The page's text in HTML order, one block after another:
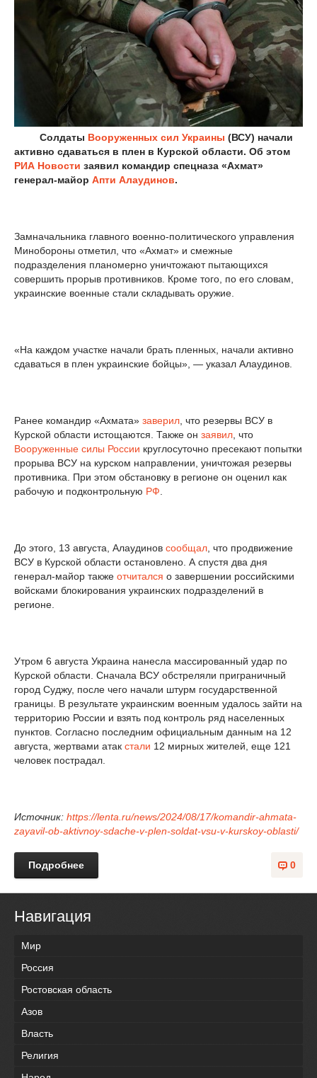
Солдаты Вооруженных сил Украины (ВСУ) начали
активно сдаваться в плен в Курской области. Об этом
РИА Новости заявил командир спецназа «Ахмат»
генерал-майор Апти Алаудинов.
Замначальника главного военно-политического управления
Минобороны отметил, что «Ахмат» и смежные
подразделения планомерно уничтожают пытающихся
совершить прорыв противников. Кроме того, по его словам,
украинские военные стали складывать оружие.
«На каждом участке начали брать пленных, начали активно
сдаваться в плен украинские бойцы», — указал Алаудинов.
Ранее командир «Ахмата» заверил , что резервы ВСУ в
Курской области истощаются. Также он заявил , что
Вооруженные силы России круглосуточно пресекают попытки
прорыва ВСУ на курском направлении, уничтожая резервы
противника. При этом обстановку в регионе он оценил как
рабочую и подконтрольную РФ
До этого, 13 августа, Алаудинов сообщал , что продвижение
ВСУ в Курской области остановлено. А спустя два дня
генерал-майор также отчитался о завершении российскими
войсками блокирования украинских подразделений в
регионе.
Утром 6 августа Украина нанесла массированный удар по
Курской области. Сначала ВСУ обстреляли приграничный
город Суджу, после чего начали штурм государственной
границы. В результате украинским военным удалось зайти на
территорию России и взять под контроль ряд населенных
пунктов. Согласно последним официальным данным на 12
августа, жертвами атак стали 12 мирных жителей, еще 121
человек пострадал.
Источник: https://lenta.ru/news/2024/08/17/komandir-ahmata-
zayavil-ob-aktivnoy-sdache-v-plen-soldat-vsu-v-kurskoy-oblasti/
0
Подробнее
Навигация
Мир
Россия
Ростовская область
Азов
Власть
Религия